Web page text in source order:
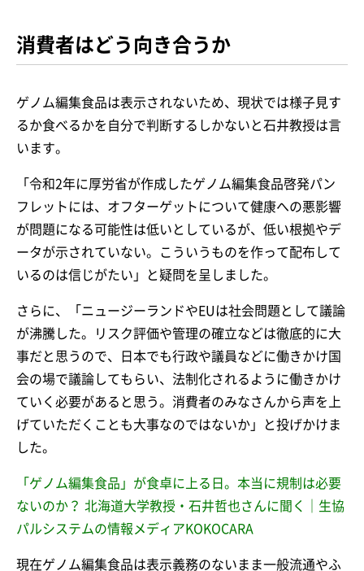
消費者はどう向き合うか
ゲノム編集食品は表示されないため、現状では様子見す
るか食べるかを自分で判断するしかないと石井教授は言
います。
「令和2年に厚労省が作成したゲノム編集食品啓発パン
フレットには、オフターゲットについて健康への悪影響
が問題になる可能性は低いとしているが、低い根拠やデ
ータが示されていない。こういうものを作って配布して
いるのは信じがたい」と疑問を呈しました。
さらに、「ニュージーランドやEUは社会問題として議論
が沸騰した。リスク評価や管理の確立などは徹底的に大
事だと思うので、日本でも行政や議員などに働きかけ国
会の場で議論してもらい、法制化されるように働きかけ
ていく必要があると思う。消費者のみなさんから声を上
げていただくことも大事なのではないか」と投げかけま
した。
「ゲノム編集食品」が食卓に上る日。本当に規制は必要
ないのか？ 北海道大学教授・石井哲也さんに聞く｜生協
パルシステムの情報メディアKOKOCARA
現在ゲノム編集食品は表示義務のないまま一般流通やふ